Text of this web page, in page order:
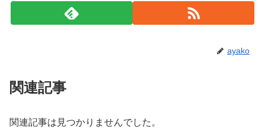
ayako
関連記事
関連記事は見つかりませんでした。